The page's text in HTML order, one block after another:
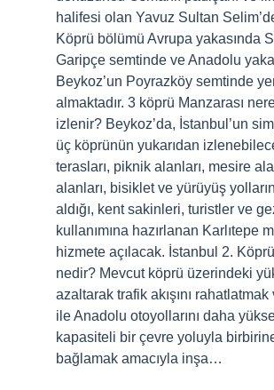
halifesi olan Yavuz Sultan
Köprü bölümü Avrupa yakasında
Garipçe semtinde ve Anadolu
Beykoz’un Poyrazköy semtinde
almaktadır. 3 köprü Manzarası
izlenir? Beykoz’da, İstanbul’un
üç köprünün yukarıdan
terasları, piknik alanları, mesire
alanları, bisiklet ve yürüyüş
aldığı, kent sakinleri, turistler ve
kullanımına hazırlanan Karlıtepe
hizmete açılacak. İstanbul 2.
nedir? Mevcut köprü üzerindeki
azaltarak trafik akışını
ile Anadolu otoyollarını daha
kapasiteli bir çevre yoluyla
bağlamak amacıyla inşa…